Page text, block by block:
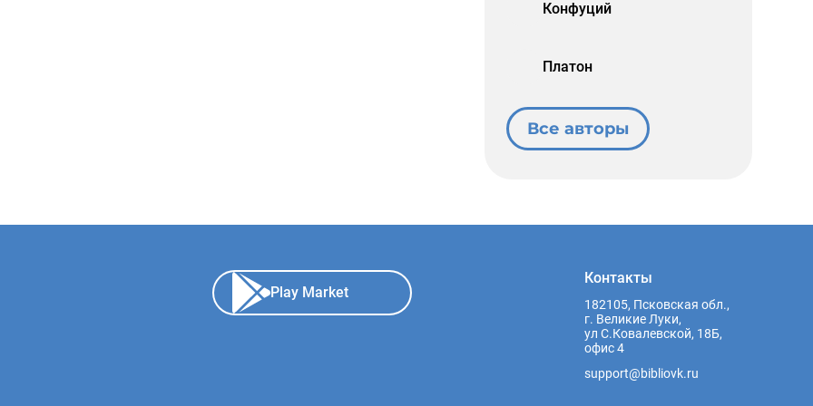
Конфуций
Платон
Все авторы
Play Market
Контакты
182105, Псковская обл.,
г. Великие Луки,
ул С.Ковалевской, 18Б,
офис 4
support@bibliovk.ru